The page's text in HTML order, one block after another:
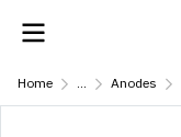
Home ... Anodes